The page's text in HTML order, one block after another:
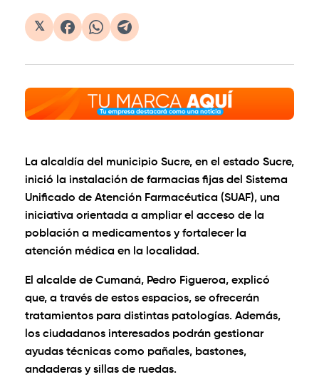
𝕏
La alcaldía del municipio Sucre, en el estado Sucre,
inició la instalación de farmacias fijas del Sistema
Unificado de Atención Farmacéutica (SUAF), una
iniciativa orientada a ampliar el acceso de la
población a medicamentos y fortalecer la
atención médica en la localidad.
El alcalde de Cumaná, Pedro Figueroa, explicó
que, a través de estos espacios, se ofrecerán
tratamientos para distintas patologías. Además,
los ciudadanos interesados podrán gestionar
ayudas técnicas como pañales, bastones,
andaderas y sillas de ruedas.